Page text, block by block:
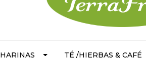
HARINAS TÉ /HIERBAS & CAFÉ